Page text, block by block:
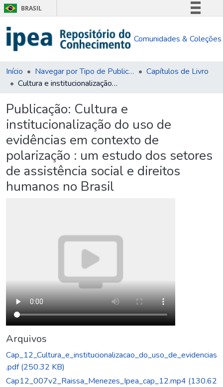
BRASIL
Comunica BR
Acesso à informação
Comunidades & Coleções
Início Navegar por Tipo de Publicação
Capítulos de Livro
Cultura e institucionalização do uso de evidências em contexto de polarização : um estudo dos setores de assistência social e direitos humanos no Brasil
Publicação: Cultura e
institucionalização do uso de
evidências em contexto de
polarização : um estudo dos setores
de assistência social e direitos
humanos no Brasil
Arquivos
Cap_12_Cultura_e_institucionalizacao_do_uso_de_evidencias
.pdf(250.32 KB)
Cap12_007v2_Raissa_Menezes_Ipea_cap_12.mp4 (130.62